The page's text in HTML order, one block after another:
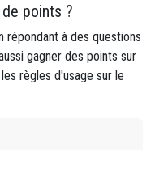
points ?
répondant à des questions
gagner des points sur
règles d'usage sur le